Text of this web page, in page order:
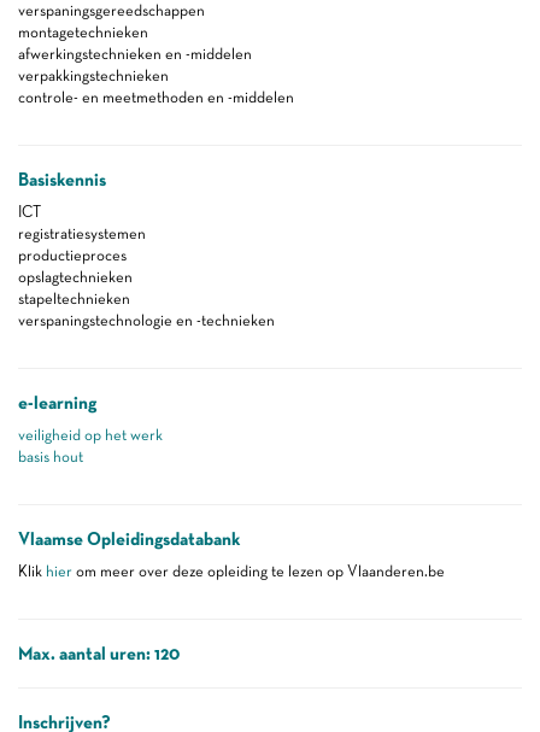
verspaningsgereedschappen
montagetechnieken
afwerkingstechnieken en -middelen
verpakkingstechnieken
controle- en meetmethoden en -middelen
Basiskennis
ICT
registratiesystemen
productieproces
opslagtechnieken
stapeltechnieken
verspaningstechnologie en -technieken
e-learning
veiligheid op het werk
basis hout
Vlaamse Opleidingsdatabank
Klik hier om meer over deze opleiding te lezen op Vlaanderen.be
Max. aantal uren: 120
Inschrijven?